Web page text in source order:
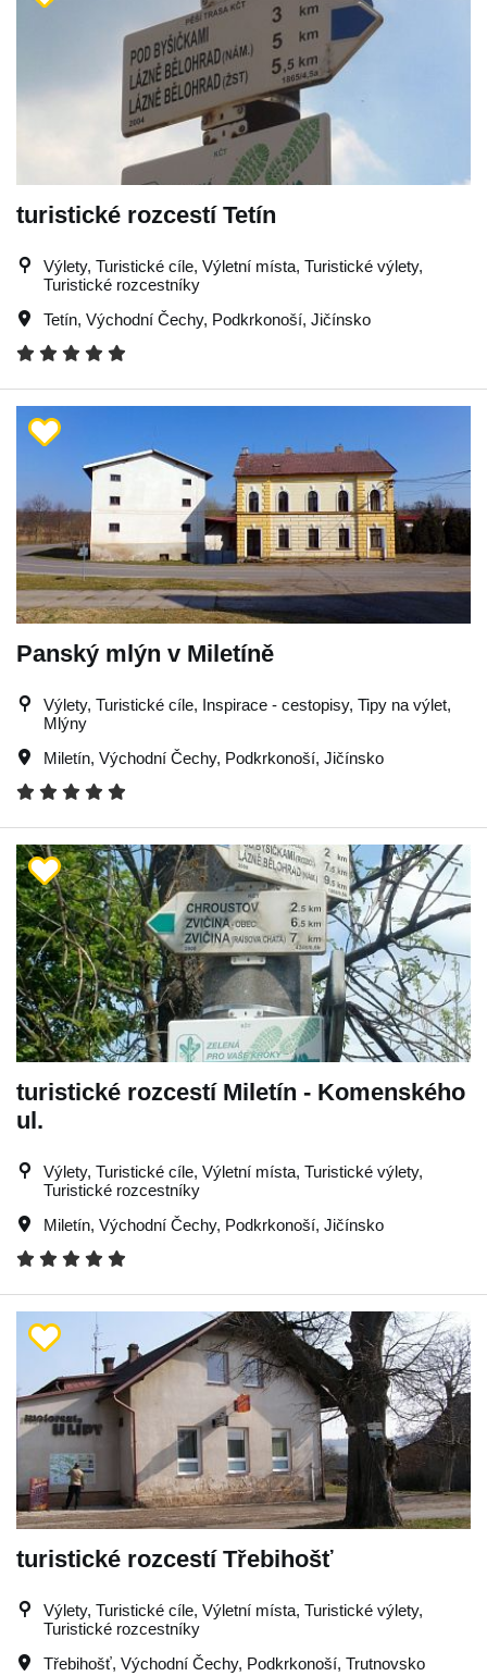
turistické rozcestí Tetín
Výlety, Turistické cíle, Výletní místa, Turistické výlety,
Turistické rozcestníky
Tetín, Východní Čechy, Podkrkonoší, Jičínsko
Panský mlýn v Miletíně
Výlety, Turistické cíle, Inspirace - cestopisy, Tipy na výlet,
Mlýny
Miletín, Východní Čechy, Podkrkonoší, Jičínsko
turistické rozcestí Miletín - Komenského
ul.
Výlety, Turistické cíle, Výletní místa, Turistické výlety,
Turistické rozcestníky
Miletín, Východní Čechy, Podkrkonoší, Jičínsko
turistické rozcestí Třebihošť
Výlety, Turistické cíle, Výletní místa, Turistické výlety,
Turistické rozcestníky
Třebihošť, Východní Čechy, Podkrkonoší, Trutnovsko